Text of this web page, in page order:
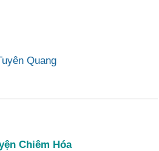
Quang
Chiêm Hóa